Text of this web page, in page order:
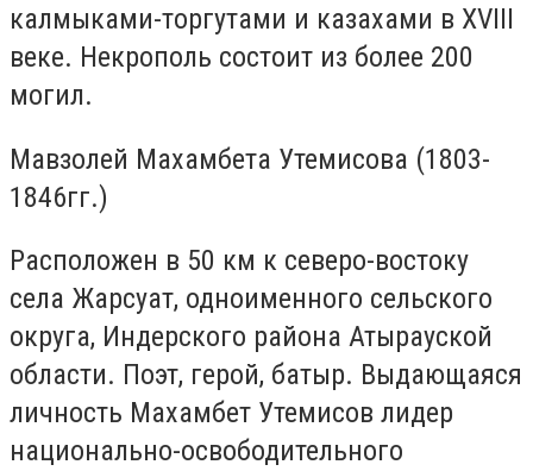
калмыками-торгутами и казахами в XVIII
веке. Некрополь состоит из более 200
могил.
Мавзолей Махамбета Утемисова (1803-
1846гг.)
Расположен в 50 км к северо-востоку
села Жарсуат, одноименного сельского
округа, Индерского района Атырауской
области. Поэт, герой, батыр. Выдающаяся
личность Махамбет Утемисов лидер
национально-освободительного